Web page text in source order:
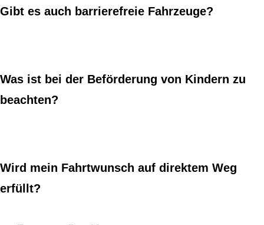
Gibt es auch barrierefreie Fahrzeuge?
Was ist bei der Beförderung von Kindern zu
beachten?
Wird mein Fahrtwunsch auf direktem Weg
erfüllt?